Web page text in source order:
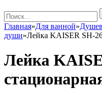
Главная»Для ванной»
души»Лейка KAISER SH-
Лейка